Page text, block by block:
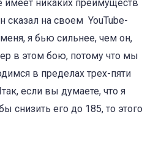
имеет никаких преимуществ
сказал на своем YouTube-
я бью сильнее, чем он,
в этом бою, потому что мы
в пределах трех-пяти
если вы думаете, что я
снизить его до 185, то этого